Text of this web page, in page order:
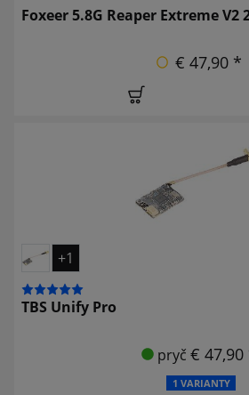
Foxeer 5.8G Reaper Extreme V2
€ 47,90 *
+1
TBS Unify Pro
pryč € 47,90
1 VARIANTY